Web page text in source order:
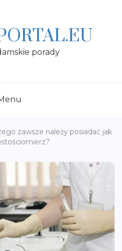
porady
zawsze należy posiadać jak